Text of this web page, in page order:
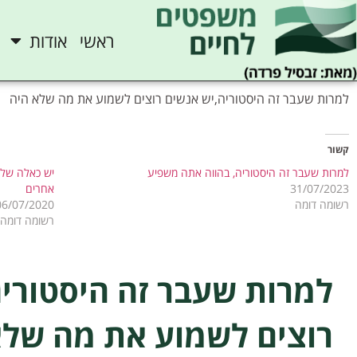
ראשי אודות
למרות שעבר זה היסטוריה,יש אנשים רוצים לשמוע את מה שלא היה
קשור
למרות שעבר זה היסטוריה, בהווה אתה משפיע
31/07/2023
רשומה דומה
יש כאלה
אחרים
07/2020
רשומה דומה
למרות שעבר זה
רוצים לשמוע את מה